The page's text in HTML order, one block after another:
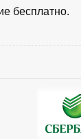
бесплатно.